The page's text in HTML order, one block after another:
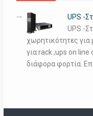
UPS -
UPS -
χωρητικότητες για
για rack ,ups on line
διάφορα φορτία.